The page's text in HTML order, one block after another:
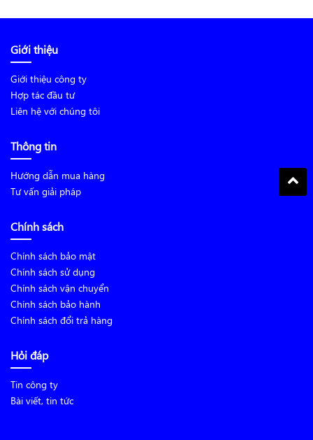
Giới thiệu
Giới thiệu công ty
Hợp tác đầu tư
Liên hệ với chúng tôi
Thông tin
Hướng dẫn mua hàng
Tư vấn giải pháp
Chính sách
Chính sách bảo mật
Chính sách sử dụng
Chính sách vận chuyển
Chính sách bảo hành
Chính sách đổi trả hàng
Hỏi đáp
Tin công ty
Bài viết, tin tức